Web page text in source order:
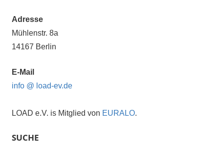
Adresse
Mühlenstr. 8a
14167 Berlin
E-Mail
info @ load-ev.de
LOAD e.V. is Mitglied von EURALO.
SUCHE